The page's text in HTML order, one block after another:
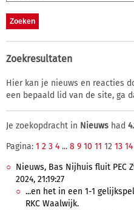
Zoekresultaten
Hier kan je nieuws en reacties
een bepaald lid van de site, ga
Je zoekopdracht in Nieuws had
Pagina: 1 2 3 4 ... 8 9 10 11 12 13 14
Nieuws, Bas Nijhuis fluit PEC
2024, 21:19:27
...en het in een 1-1
RKC Waalwijk.